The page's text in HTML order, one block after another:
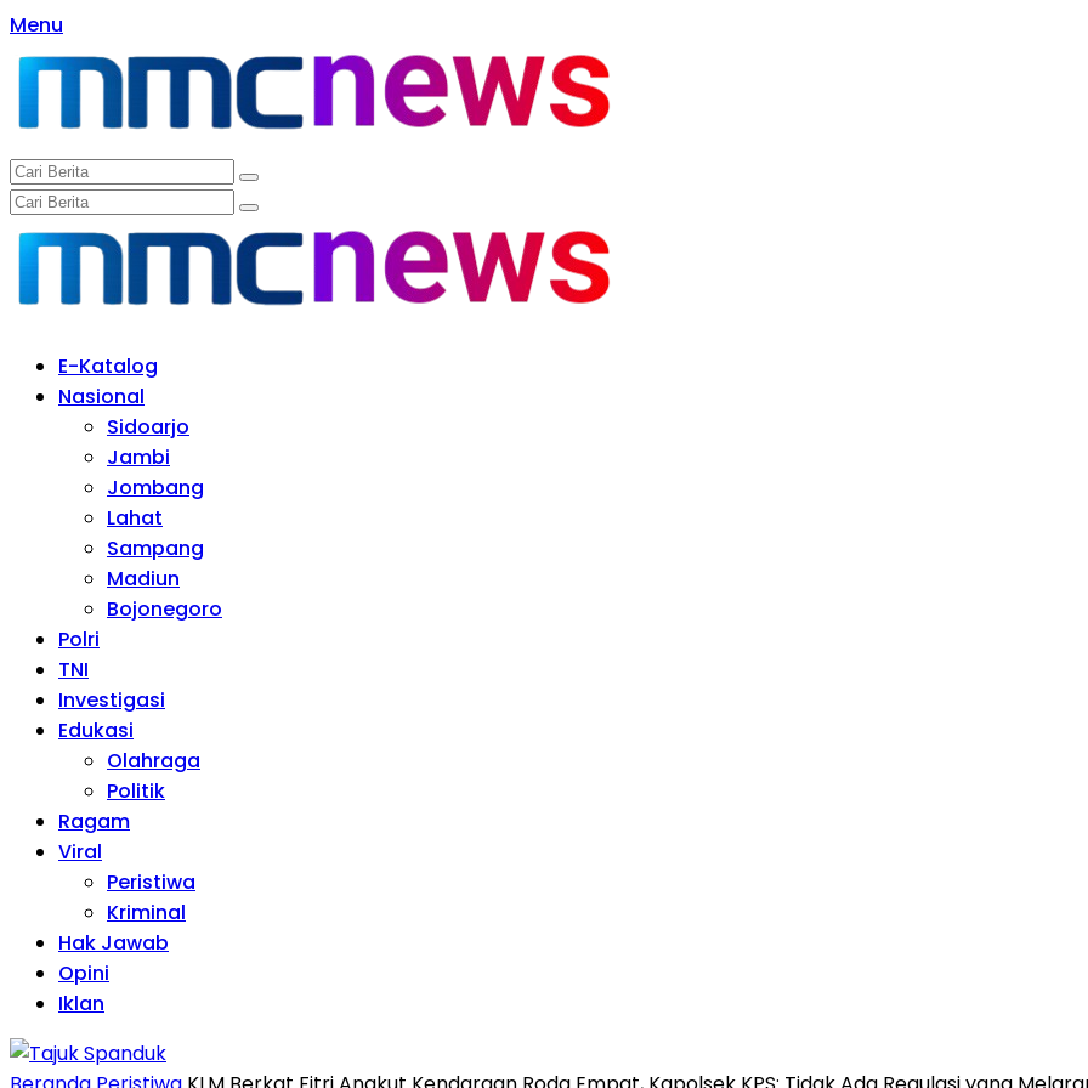
Langsung
ke
konten
Menu
E-Katalog
Nasional
Sidoarjo
Jambi
Jombang
Lahat
Sampang
Madiun
Bojonegoro
Polri
TNI
Investigasi
Edukasi
Olahraga
Politik
Ragam
Viral
Peristiwa
Kriminal
Hak Jawab
Opini
Iklan